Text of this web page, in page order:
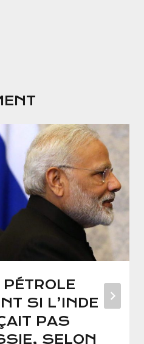
SI L’INDE
PAS
SELON